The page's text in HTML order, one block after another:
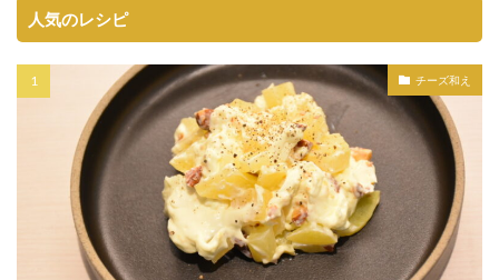
人気のレシピ
チーズ和え